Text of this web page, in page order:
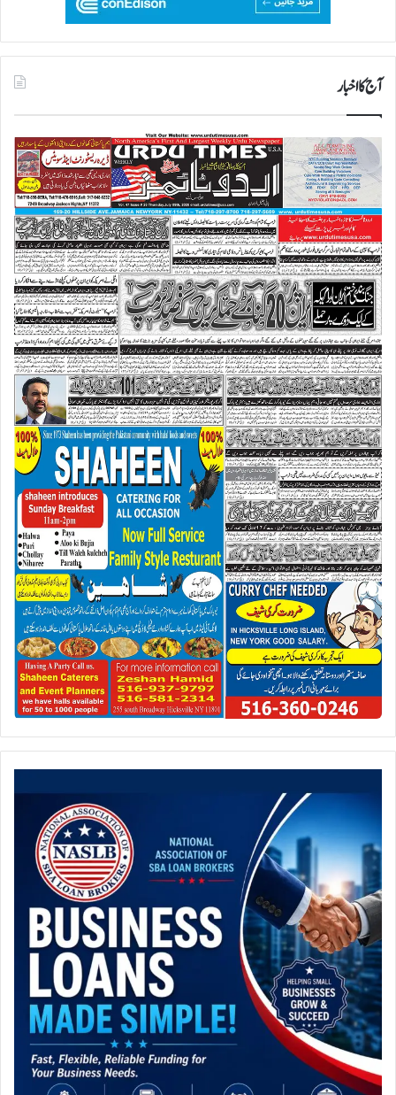
آج کا اخبار